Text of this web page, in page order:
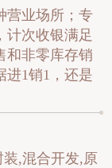
营业场所；专
计次收银满足
和非零库存销
进1销1，还是
装,混合开发,原